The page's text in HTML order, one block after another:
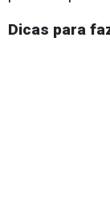
Dicas para